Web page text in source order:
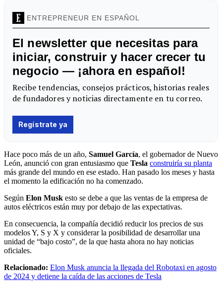
Hace poco más de un año, Samuel García, el gobernador de Nuevo
León, anunció con gran entusiasmo que Tesla construiría su planta
más grande del mundo en ese estado. Han pasado los meses y hasta
el momento la edificación no ha comenzado.
Según Elon Musk esto se debe a que las ventas de la empresa de
autos eléctricos están muy por debajo de las expectativas.
En consecuencia, la compañía decidió reducir los precios de sus
modelos Y, S y X y considerar la posibilidad de desarrollar una
unidad de “bajo costo”, de la que hasta ahora no hay noticias
oficiales.
Relacionado: Elon Musk anuncia la llegada del Robotaxi en agosto
de 2024 y detiene la caída de las acciones de Tesla